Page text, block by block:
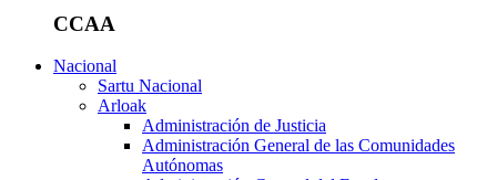
CCAA
Nacional
Sartu Nacional
Arloak
Administración de Justicia
Administración General de las Comunidades
Autónomas